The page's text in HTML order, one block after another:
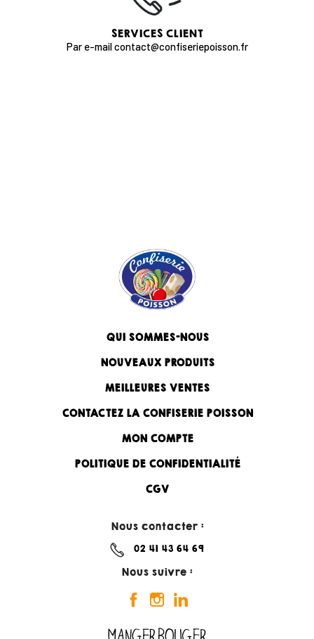
SERVICES CLIENT
Par e-mail contact@confiseriepoisson.fr
QUI SOMMES-NOUS
NOUVEAUX PRODUITS
MEILLEURES VENTES
CONTACTEZ LA CONFISERIE POISSON
MON COMPTE
POLITIQUE DE CONFIDENTIALITÉ
CGV
Nous contacter :
02 41 43 64 69
Nous suivre :